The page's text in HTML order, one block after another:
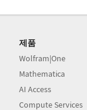
제품
Wolfram|One
Mathematica
AI Access
Compute Services